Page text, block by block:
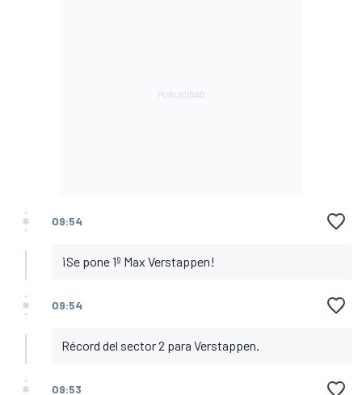
09:54
¡Se pone 1º Max Verstappen!
09:54
Récord del sector 2 para Verstappen.
09:53